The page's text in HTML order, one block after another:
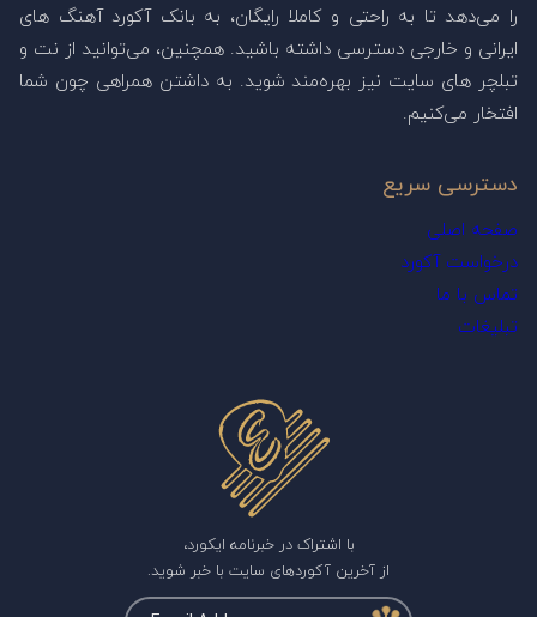
را می‌دهد تا به راحتی و کاملا رایگان، به بانک آکورد آهنگ های
ایرانی و خارجی دسترسی داشته باشید. همچنین، می‌توانید از نت و
تبلچر های سایت نیز بهره‌مند شوید. به داشتن همراهی چون شما
افتخار می‌کنیم.
دسترسی سریع
صفحه اصلی
درخواست آکورد
تماس با ما
تبلیغات
با اشتراک در خبرنامه ایکورد،
از آخرین آکوردهای سایت با خبر شوید.